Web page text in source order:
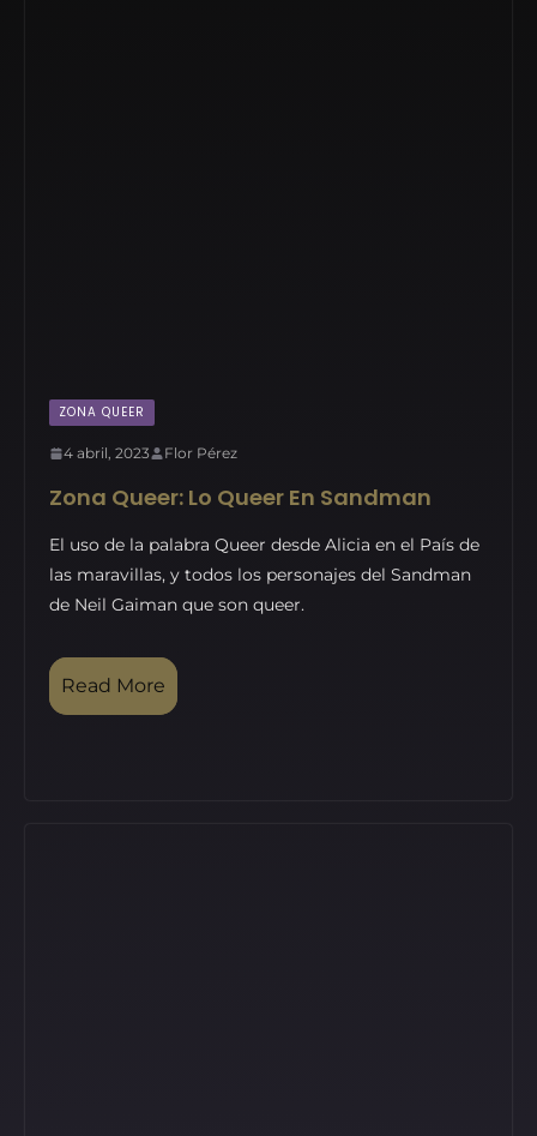
ZONA QUEER
4 abril, 2023 Flor Pérez
Zona Queer: Lo Queer En Sandman
El uso de la palabra Queer desde Alicia en el País de
las maravillas, y todos los personajes del Sandman
de Neil Gaiman que son queer.
Read More